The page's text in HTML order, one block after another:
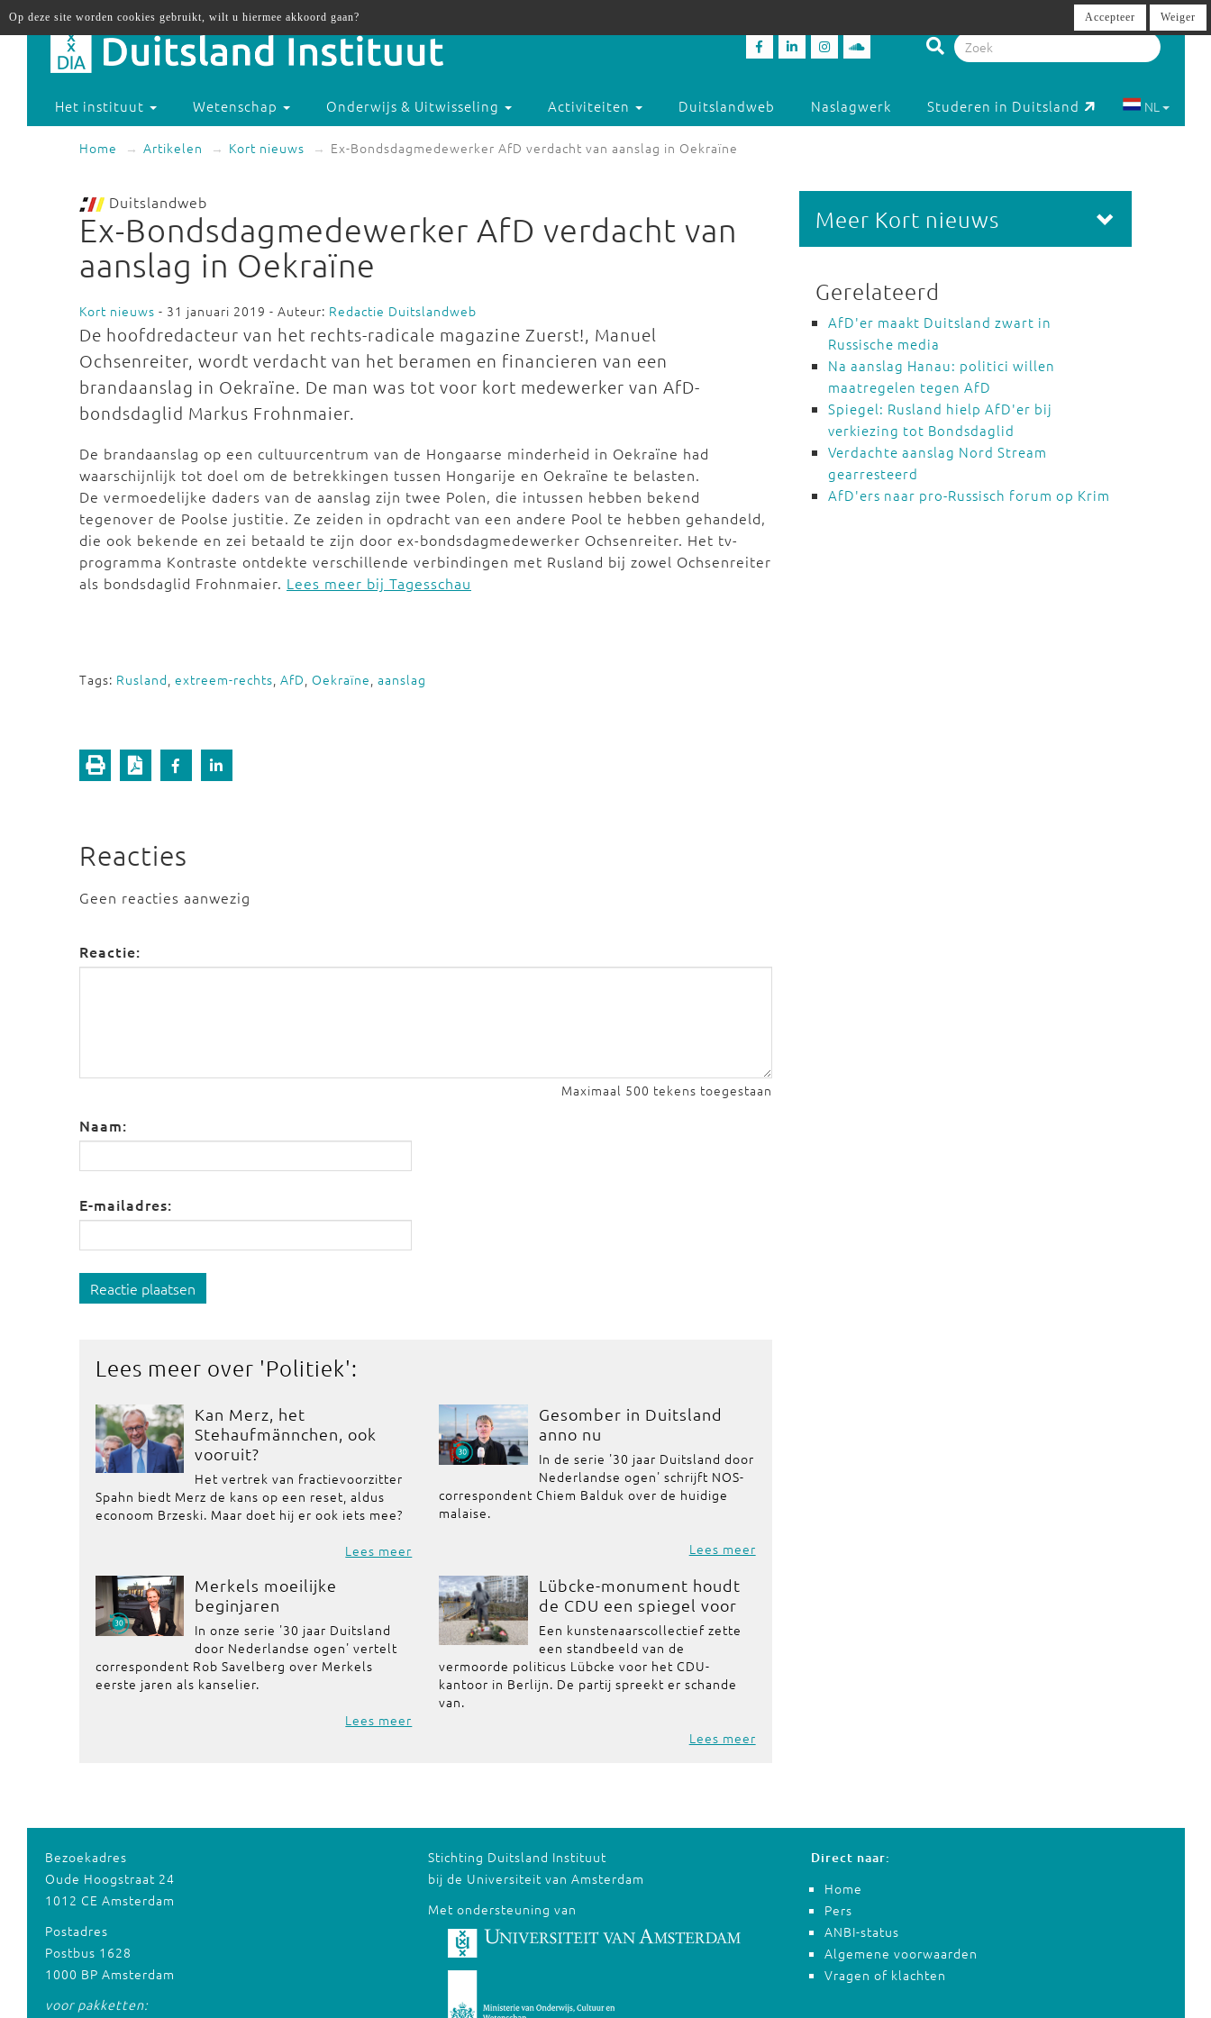
Het instituut Wetenschap Onderwijs & Uitwisseling Activiteiten Duitslandweb Naslagwerk Studeren in Duitsland NL
Home Artikelen Kort nieuws Ex-Bondsdagmedewerker AfD verdacht van aanslag in Oekraïne
Duitslandweb
Ex-Bondsdagmedewerker AfD verdacht van
aanslag in Oekraïne
Kort nieuws - 31 januari 2019 - Auteur: Redactie Duitslandweb
De hoofdredacteur van het rechts-radicale magazine Zuerst!, Manuel
Ochsenreiter, wordt verdacht van het beramen en financieren van een
brandaanslag in Oekraïne. De man was tot voor kort medewerker van AfD-
bondsdaglid Markus Frohnmaier.
De brandaanslag op een cultuurcentrum van de Hongaarse minderheid in Oekraïne had
waarschijnlijk tot doel om de betrekkingen tussen Hongarije en Oekraïne te belasten.
De vermoedelijke daders van de aanslag zijn twee Polen, die intussen hebben bekend
tegenover de Poolse justitie. Ze zeiden in opdracht van een andere Pool te hebben gehandeld,
die ook bekende en zei betaald te zijn door ex-bondsdagmedewerker Ochsenreiter. Het tv-
programma Kontraste ontdekte verschillende verbindingen met Rusland bij zowel Ochsenreiter
als bondsdaglid Frohnmaier. Lees meer bij Tagesschau
Tags: Rusland, extreem-rechts, AfD, Oekraïne, aanslag
Reacties
Geen reacties aanwezig
Reactie:
Maximaal 500 tekens toegestaan
Naam:
E-mailadres:
Reactie plaatsen
Lees meer over 'Politiek':
Kan Merz, het
Stehaufmännchen, ook
vooruit?
Het vertrek van fractievoorzitter
Spahn biedt Merz de kans op een reset, aldus
econoom Brzeski. Maar doet hij er ook iets mee?
Lees meer
Gesomber in Duitsland
anno nu
In de serie '30 jaar Duitsland door
Nederlandse ogen' schrijft NOS-
correspondent Chiem Balduk over de huidige
malaise.
Lees meer
Merkels moeilijke
beginjaren
In onze serie '30 jaar Duitsland
door Nederlandse ogen' vertelt
correspondent Rob Savelberg over Merkels
eerste jaren als kanselier.
Lees meer
Lübcke-monument houdt
de CDU een spiegel voor
Een kunstenaarscollectief zette
een standbeeld van de
vermoorde politicus Lübcke voor het CDU-
kantoor in Berlijn. De partij spreekt er schande
van.
Lees meer
Meer Kort nieuws
Gerelateerd
AfD'er maakt Duitsland zwart in
Russische media
Na aanslag Hanau: politici willen
maatregelen tegen AfD
Spiegel: Rusland hielp AfD'er bij
verkiezing tot Bondsdaglid
Verdachte aanslag Nord Stream
gearresteerd
AfD'ers naar pro-Russisch forum op Krim
Bezoekadres
Oude Hoogstraat 24
1012 CE Amsterdam
Postadres
Postbus 1628
1000 BP Amsterdam
voor pakketten:
Stichting Duitsland Instituut
bij de Universiteit van Amsterdam
Met ondersteuning van
Direct naar:
Home
Pers
ANBI-status
Algemene voorwaarden
Vragen of klachten
Op deze site worden cookies gebruikt, wilt u hiermee akkoord gaan? Accepteer Weiger